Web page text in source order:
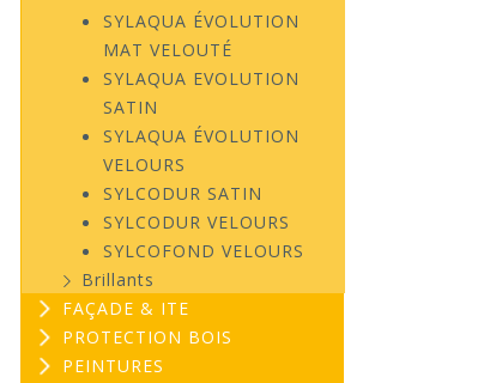
SYLAQUA ÉVOLUTION
MAT VELOUTÉ
SYLAQUA EVOLUTION
SATIN
SYLAQUA ÉVOLUTION
VELOURS
SYLCODUR SATIN
SYLCODUR VELOURS
SYLCOFOND VELOURS
Brillants
FAÇADE & ITE
PROTECTION BOIS
PEINTURES